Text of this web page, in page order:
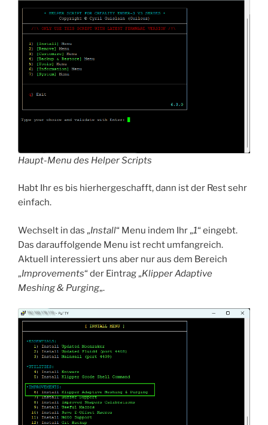
Haupt-Menu des Helper Scripts
Habt Ihr es bis hierhergeschafft, dann ist der Rest sehr
einfach.
Wechselt in das „Install“ Menu indem Ihr „1“ eingebt.
Das darauffolgende Menu ist recht umfangreich.
Aktuell interessiert uns aber nur aus dem Bereich
„Improvements“ der Eintrag „Klipper Adaptive
Meshing & Purging„.